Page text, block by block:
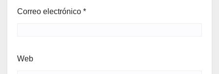
Correo electrónico *
Web